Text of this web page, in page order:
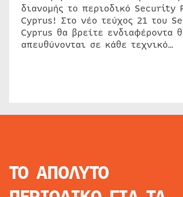
διανομής το περιοδικό Security
Cyprus! Στο νέο τεύχος 21 του
Cyprus θα βρείτε ενδιαφέροντα
απευθύνονται σε κάθε τεχνικό…
ΤΟ ΑΠΟΛΥΤΟ